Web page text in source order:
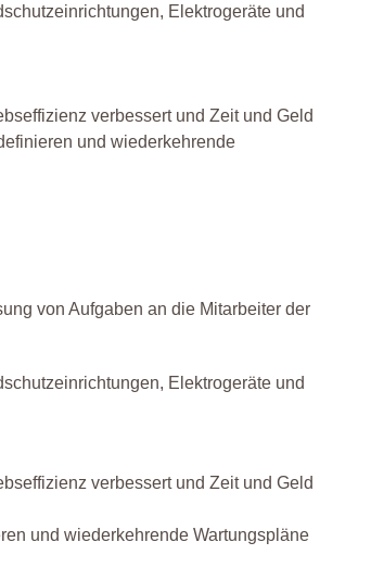
Elektrogeräte und
verbessert und Zeit und Geld
und wiederkehrende
von Aufgaben an die Mitarbeiter der
Elektrogeräte und
verbessert und Zeit und Geld
und wiederkehrende Wartungspläne